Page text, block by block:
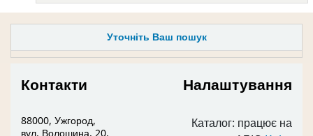
Уточніть Ваш пошук
Контакти
88000, Ужгород,
Налаштування
Каталог: працює на